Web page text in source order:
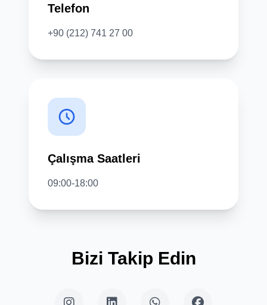
Telefon
+90 (212) 741 27 00
Çalışma Saatleri
09:00-18:00
Bizi Takip Edin